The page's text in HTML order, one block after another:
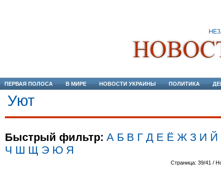
ПЕРВАЯ ПОЛОСА В МИРЕ НОВОСТИ УКРАИНЫ ПОЛИТИКА
Уют
Быстрый фильтр: А Б В Г Д Е Ё Ж З И Й
Ч Ш Щ Э Ю Я
Страница: 39/41 /